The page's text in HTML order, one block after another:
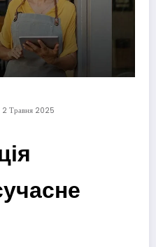
2 Травня 2025